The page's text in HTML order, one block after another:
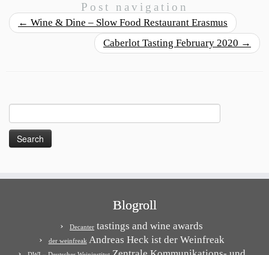
Post navigation
← Wine & Dine – Slow Food Restaurant Erasmus
Caberlot Tasting February 2020 →
for:
Blogroll
Decanter tastings and wine awards
der weinfreakAndreas Heck ist der Weinfreak